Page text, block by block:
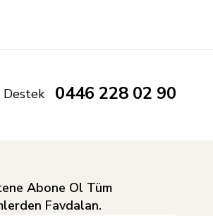
0446 228 02 90
Abone Ol Tüm
Favdalan.